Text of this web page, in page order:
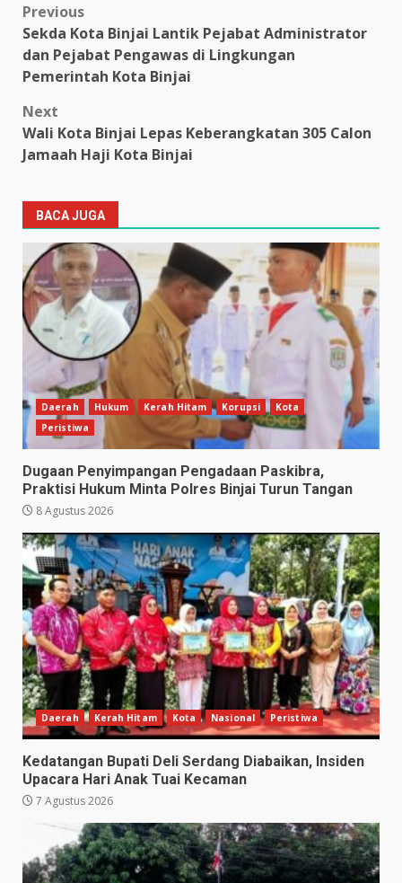
Post
navigation
Previous
Sekda Kota Binjai Lantik Pejabat Administrator
dan Pejabat Pengawas di Lingkungan
Pemerintah Kota Binjai
Next
Wali Kota Binjai Lepas Keberangkatan 305 Calon
Jamaah Haji Kota Binjai
BACA JUGA
Daerah Hukum Kerah Hitam Korupsi
Kota
Peristiwa
Dugaan Penyimpangan Pengadaan Paskibra,
Praktisi Hukum Minta Polres Binjai Turun Tangan
8 Agustus 2026
Daerah Kerah Hitam Kota Nasional Peristiwa
Kedatangan Bupati Deli Serdang Diabaikan, Insiden
Upacara Hari Anak Tuai Kecaman
7 Agustus 2026